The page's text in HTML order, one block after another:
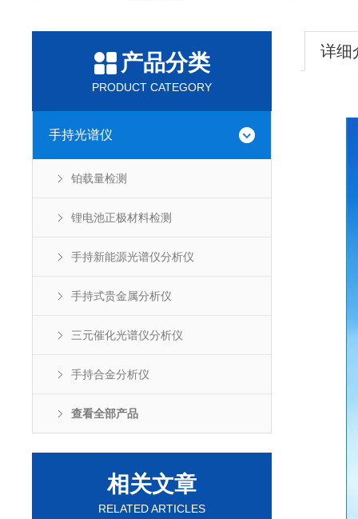
产品分类
PRODUCT CATEGORY
手持光谱仪
铂载量检测
锂电池正极材料检测
手持新能源光谱仪分析仪
手持式贵金属分析仪
三元催化光谱仪分析仪
手持合金分析仪
查看全部产品
相关文章
RELATED ARTICLES
详细